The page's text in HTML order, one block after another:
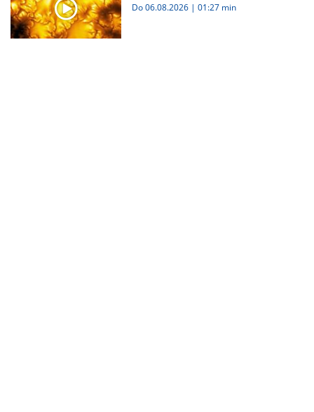
Do 06.08.2026 | 01:27 min